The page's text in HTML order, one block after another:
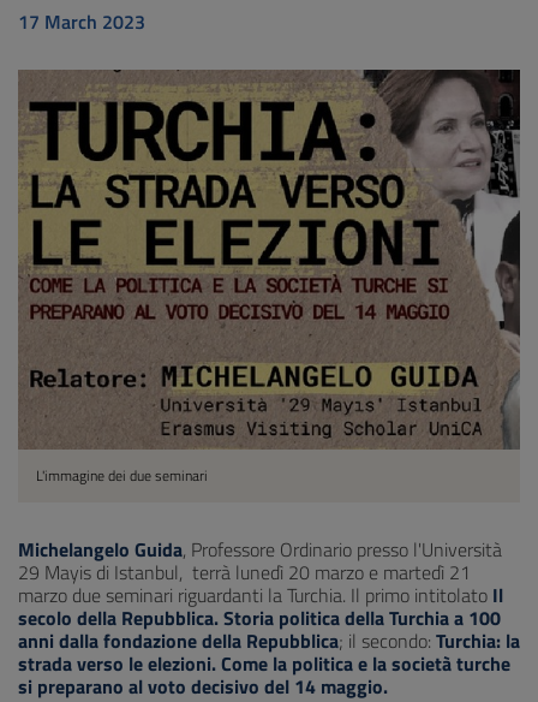
17 March 2023
L'immagine dei due seminari
Michelangelo Guida, Professore Ordinario presso l'Università
29 Mayis di Istanbul, terrà lunedì 20 marzo e martedì 21
marzo due seminari riguardanti la Turchia. Il primo intitolato Il
secolo della Repubblica. Storia politica della Turchia a 100
anni dalla fondazione della Repubblica; il secondo: Turchia: la
strada verso le elezioni. Come la politica e la società turche
si preparano al voto decisivo del 14 maggio.